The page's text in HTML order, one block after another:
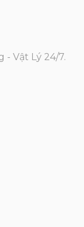
- Vật Lý 24/7.